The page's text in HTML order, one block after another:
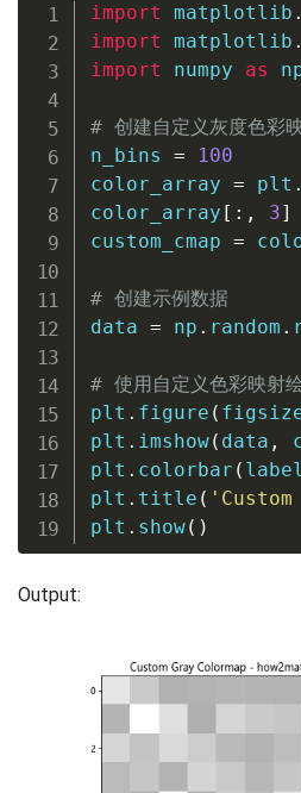
import matplotlib .
import matplotlib .
import numpy as
# 创建自定义灰度色彩
n_bins =
100
color_array = plt .
color_array [ : , 3]
custom_cmap =
# 创建示例数据
data = np . random .
# 使用自定义色彩映射
plt . figure (
plt . imshow( data ,
plt . colorbar ( label
plt . title (
plt . show( )
Output: